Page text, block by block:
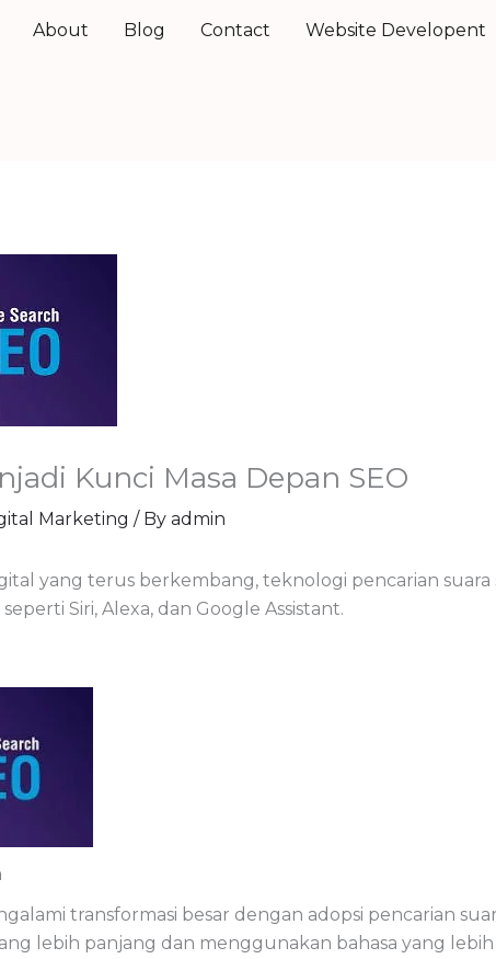
About Blog Contact Website Developent
Kunci Masa Depan SEO
Marketing / By admin
yang terus berkembang, teknologi pencarian suara
Siri, Alexa, dan Google Assistant.
transformasi besar dengan adopsi pencarian
lebih panjang dan menggunakan bahasa yang lebih